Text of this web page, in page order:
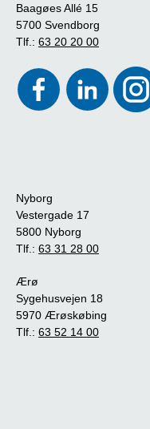
Baagøes Allé 15
5700 Svendborg
Tlf.: 63 20 20 00
Nyborg
Vestergade 17
5800 Nyborg
Tlf.: 63 31 28 00
Ærø
Sygehusvejen 18
5970 Ærøskøbing
Tlf.: 63 52 14 00